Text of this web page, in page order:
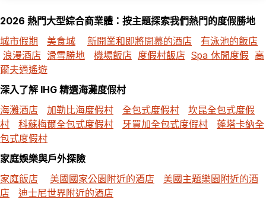
2026 熱門大型綜合商業體：按主題探索我們熱門的度假勝地
城市假期
美食城 新開業和即將開幕的酒店
有泳池的飯店
浪漫酒店 滑雪勝地 機場飯店 度假村飯店 Spa 休閒度假 高
爾夫逍遙遊
深入了解 IHG 精選海灘度假村
海灘酒店
加勒比海度假村 全包式度假村
坎昆全包式度假
村
科蘇梅爾全包式度假村 牙買加全包式度假村
蓬塔卡納全
包式度假村
家庭娛樂與戶外探險
家庭飯店
美國國家公園附近的酒店
美國主題樂園附近的酒
店
迪士尼世界附近的酒店